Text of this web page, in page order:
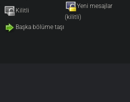
Kilitli
Yeni mesajlar
(kilitli)
Başka bölüme taşı